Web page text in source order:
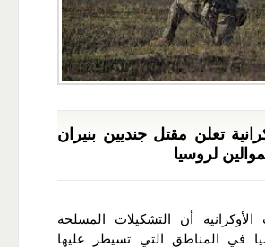
تعلن مقتل جنديين بنيران
لروسيا
الأوكرانية أن التشكيلات المسلحة
في المناطق التي تسيطر عليها